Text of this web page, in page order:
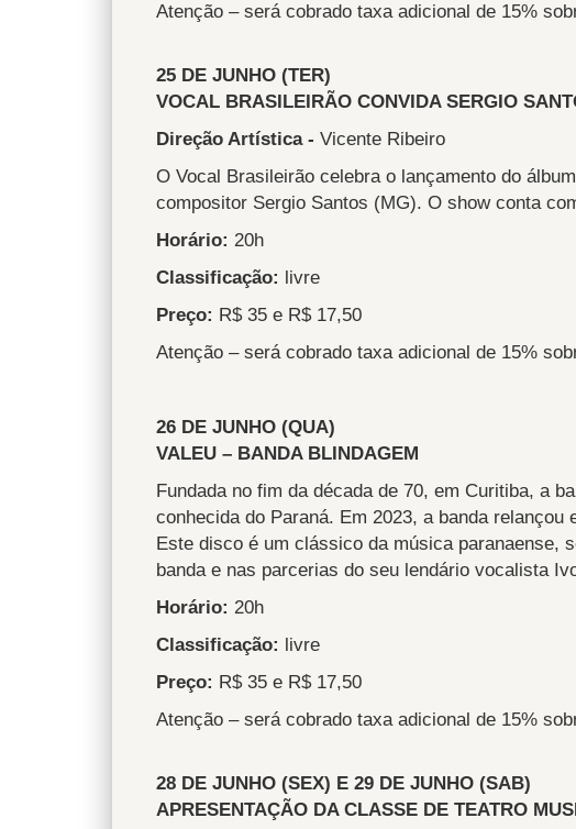
Atenção – será cobrado taxa adicional de 15%
25 DE JUNHO (TER)
VOCAL BRASILEIRÃO CONVIDA SERGIO
Direção Artística - Vicente Ribeiro
O Vocal Brasileirão celebra o lançamento do
compositor Sergio Santos (MG). O show conta
Horário: 20h
Classificação: livre
Preço: R$ 35 e R$ 17,50
Atenção – será cobrado taxa adicional de 15%
26 DE JUNHO (QUA)
VALEU – BANDA BLINDAGEM
Fundada no fim da década de 70, em Curitiba, a
conhecida do Paraná. Em 2023, a banda
Este disco é um clássico da música paranaense,
banda e nas parcerias do seu lendário vocalista
Horário: 20h
Classificação: livre
Preço: R$ 35 e R$ 17,50
Atenção – será cobrado taxa adicional de 15%
28 DE JUNHO (SEX) E 29 DE JUNHO (SAB)
APRESENTAÇÃO DA CLASSE DE TEATRO